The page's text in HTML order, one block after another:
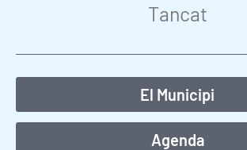
Tancat
El Municipi
Agenda